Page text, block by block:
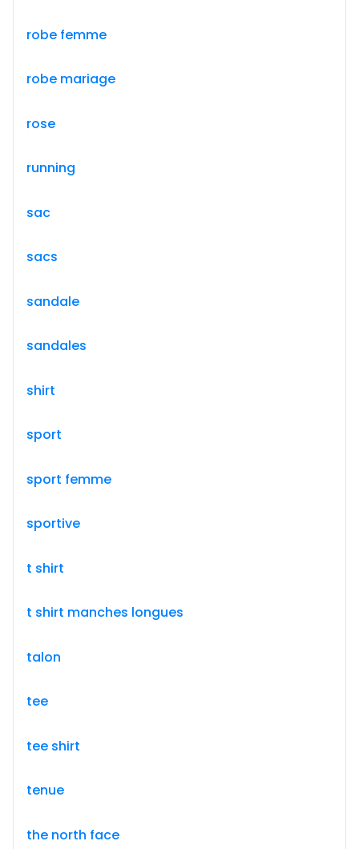
robe femme
robe mariage
rose
running
sac
sacs
sandale
sandales
shirt
sport
sport femme
sportive
t shirt
t shirt manches longues
talon
tee
tee shirt
tenue
the north face